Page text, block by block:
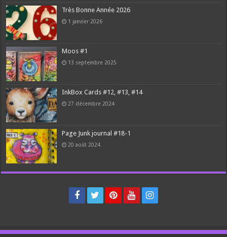
Très Bonne Année 2026
1 janvier 2026
Moos #1
13 septembre 2025
InkBox Cards #12, #13, #14
27 décembre 2024
Page Junk journal #18-1
20 août 2024